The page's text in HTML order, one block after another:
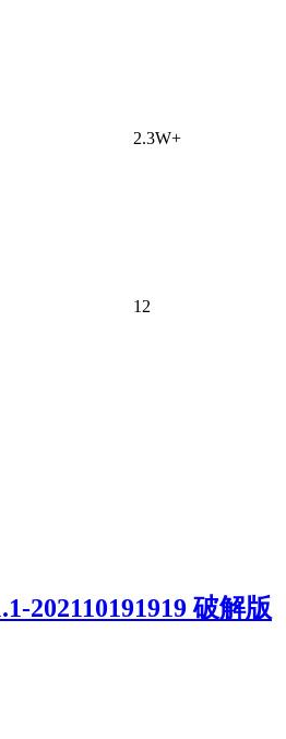
2.3W+
12
202110191919 破解版